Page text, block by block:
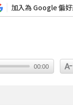
加入為 Google 偏
00:00